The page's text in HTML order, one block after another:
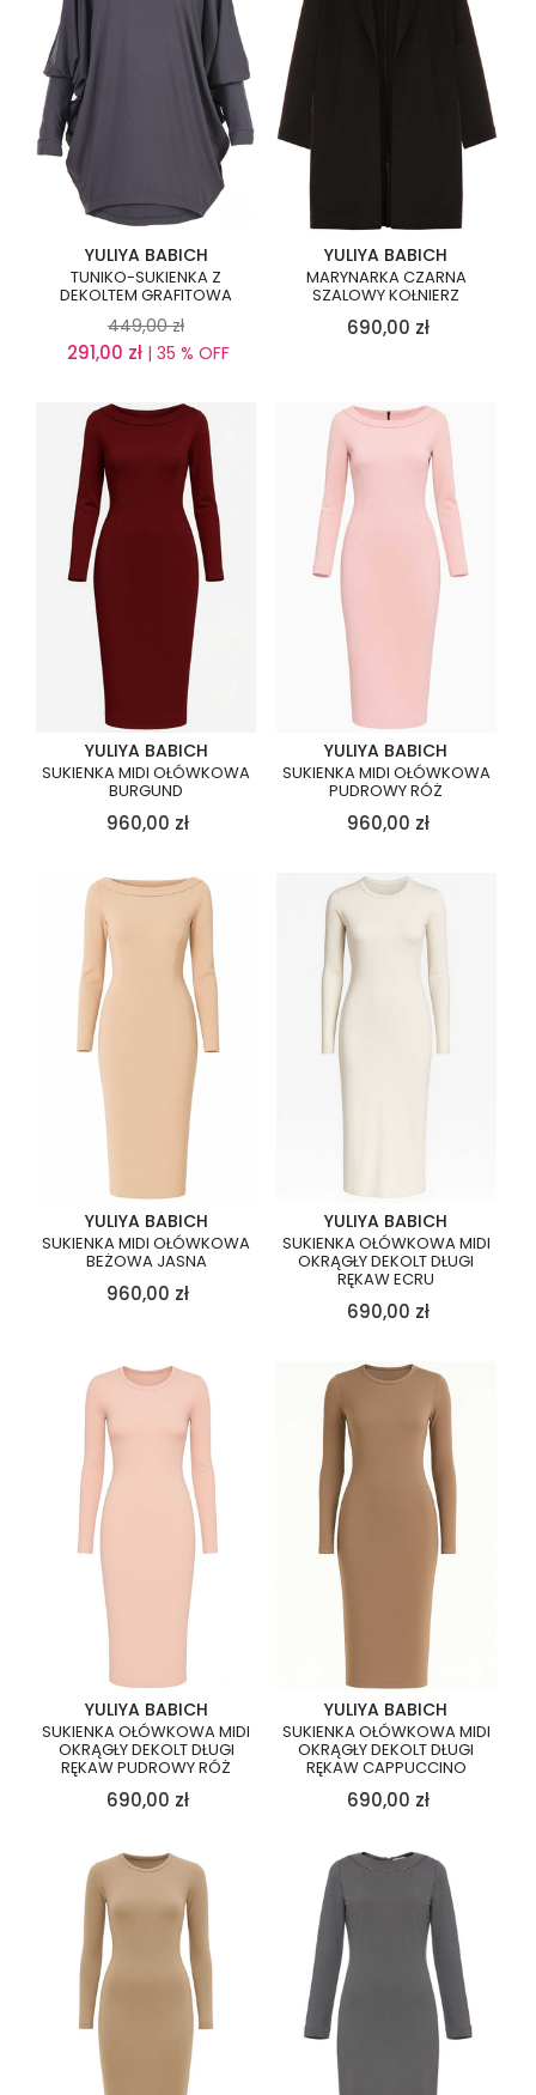
YULIYA BABICH
TUNIKO-SUKIENKA Z
DEKOLTEM GRAFITOWA
449,00 zł
291,00 zł| 35 % OFF
YULIYA BABICH
MARYNARKA CZARNA
SZALOWY KOŁNIERZ
690,00 zł
YULIYA BABICH
SUKIENKA MIDI OŁÓWKOWA
BURGUND
960,00 zł
YULIYA BABICH
SUKIENKA MIDI OŁÓWKOWA
PUDROWY RÓŻ
960,00 zł
YULIYA BABICH
SUKIENKA MIDI OŁÓWKOWA
BEŻOWA JASNA
960,00 zł
YULIYA BABICH
SUKIENKA OŁÓWKOWA MIDI
OKRĄGŁY DEKOLT DŁUGI
RĘKAW ECRU
690,00 zł
YULIYA BABICH
SUKIENKA OŁÓWKOWA MIDI
OKRĄGŁY DEKOLT DŁUGI
RĘKAW PUDROWY RÓŻ
690,00 zł
YULIYA BABICH
SUKIENKA OŁÓWKOWA MIDI
OKRĄGŁY DEKOLT DŁUGI
RĘKAW CAPPUCCINO
690,00 zł